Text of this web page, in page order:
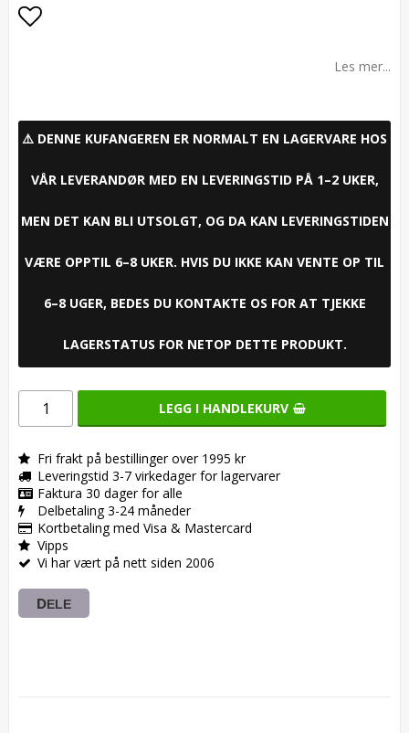
Les mer...
⚠️ DENNE KUFANGEREN ER NORMALT EN LAGERVARE HOS
VÅR LEVERANDØR MED EN LEVERINGSTID PÅ 1–2 UKER,
MEN DET KAN BLI UTSOLGT, OG DA KAN LEVERINGSTIDEN
VÆRE OPPTIL 6–8 UKER. HVIS DU IKKE KAN VENTE OP TIL
6–8 UGER, BEDES DU KONTAKTE OS FOR AT TJEKKE
LAGERSTATUS FOR NETOP DETTE PRODUKT.
LEGG I HANDLEKURV
Fri frakt på bestillinger over 1995 kr
Leveringstid 3-7 virkedager for lagervarer
Faktura 30 dager for alle
Delbetaling 3-24 måneder
Kortbetaling med Visa & Mastercard
Vipps
Vi har vært på nett siden 2006
DELE